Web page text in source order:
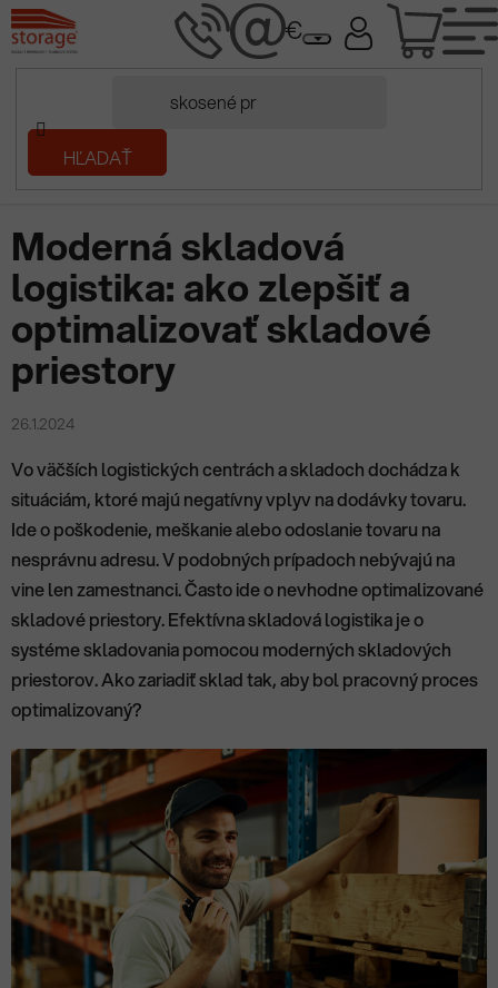
Prejsť
na
obsah
HĽADAŤ
Domov
Prečítaj si/Moderná skladová logistika: ako zlepšiť a optimalizovať
skladové priestory
Moderná skladová
logistika: ako zlepšiť a
optimalizovať skladové
priestory
26.1.2024
Vo väčších logistických centrách a skladoch dochádza k
situáciám, ktoré majú negatívny vplyv na dodávky tovaru.
Ide o poškodenie, meškanie alebo odoslanie tovaru na
nesprávnu adresu. V podobných prípadoch nebývajú na
vine len zamestnanci. Často ide o nevhodne optimalizované
skladové priestory. Efektívna skladová logistika je o
systéme skladovania pomocou moderných skladových
priestorov. Ako zariadiť sklad tak, aby bol pracovný proces
optimalizovaný?